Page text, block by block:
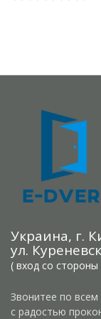
Украина, г.
ул.
( вход со стороны
Звонитее по
с радостью